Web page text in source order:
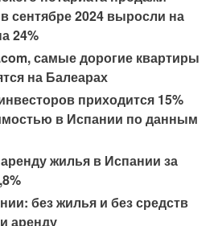
сентябре 2024 выросли на
24%
самые дорогие квартиры
на Балеарах
приходится 15%
в Испании по данным
жилья в Испании за
без жилья и без средств
аренду